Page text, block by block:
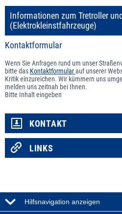
Informationen zum Tretroller
(Elektrokleinstfahrzeuge)
Kontaktformular
Wenn Sie Anfragen rund um unser
bitte das Kontaktformularauf unserer
Kritik einzureichen. Wir kümmern uns
melden uns zeitnah bei Ihnen.
Bitte Inhalt eingeben
KONTAKT
LINKS
Hilfsnavigation anzeigen